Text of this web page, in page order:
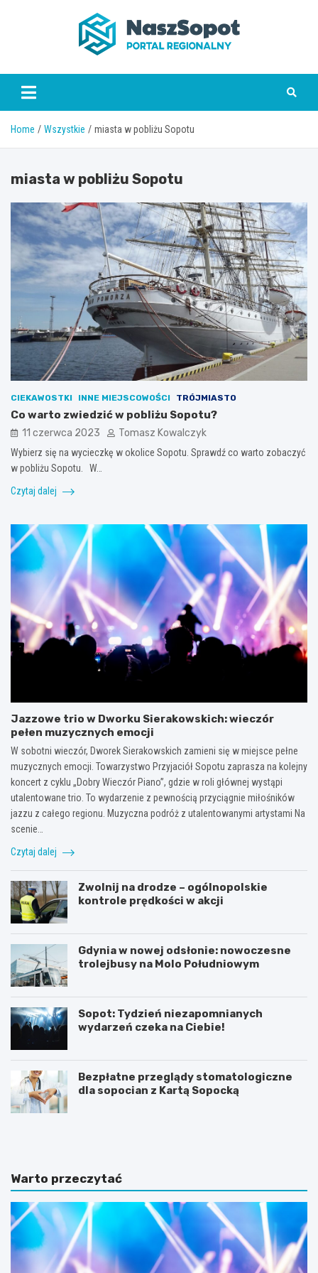
www.naszsopot.pl
Home Wszystkie miasta w pobliżu Sopotu
miasta w pobliżu Sopotu
CIEKAWOSTKI INNE MIEJSCOWOŚCI TRÓJMIASTO
Co warto zwiedzić w pobliżu Sopotu?
11 czerwca 2023 Tomasz Kowalczyk
Wybierz się na wycieczkę w okolice Sopotu. Sprawdź co warto zobaczyć
w pobliżu Sopotu. W…
Czytaj dalej
Jazzowe trio w Dworku Sierakowskich: wieczór
pełen muzycznych emocji
W sobotni wieczór, Dworek Sierakowskich zamieni się w miejsce pełne
muzycznych emocji. Towarzystwo Przyjaciół Sopotu zaprasza na kolejny
koncert z cyklu „Dobry Wieczór Piano”, gdzie w roli głównej wystąpi
utalentowane trio. To wydarzenie z pewnością przyciągnie miłośników
jazzu z całego regionu. Muzyczna podróż z utalentowanymi artystami Na
scenie…
Czytaj dalej
Zwolnij na drodze – ogólnopolskie
kontrole prędkości w akcji
Gdynia w nowej odsłonie: nowoczesne
trolejbusy na Molo Południowym
Sopot: Tydzień niezapomnianych
wydarzeń czeka na Ciebie!
Bezpłatne przeglądy stomatologiczne
dla sopocian z Kartą Sopocką
N
g
i
w
S
o
p
o
Z
n
a
a
u
r
a
w
Warto przeczytać